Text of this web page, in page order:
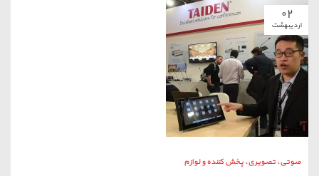
صوتی، تصویری، پخش کننده و لوازم
سیستم کنفرانس و تجهیز سالن های جلسات
۲۳
مرداد